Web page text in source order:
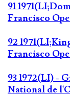
91
Francisco
92
Francisco
93 1972(LI) -
National de